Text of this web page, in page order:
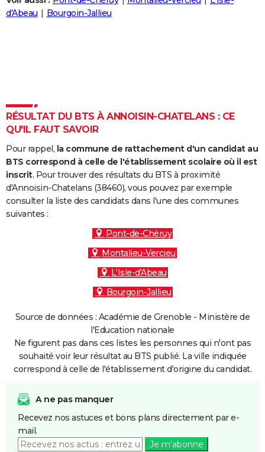
Destinations
City break
Voyage nature
Voyage de noces
Forum
Climat
+
PHOTO
Carte de Noël
Carte Bonne année
Carte Saint-Valentin
Carte Pâques
Carte d'anniversaire
DICTIONNAIRE
Dictionnaire
Biographies
Citations
Expressions
Proverbes
PROGRAMME TV
COPAINS D'AVANT
S'inscrire
Se connecter
Lycées
Collèges
Primaires
Universités
Entreprises
Service militaire
Avis de recherche
AVIS DE DÉCÈS
FORUM
d'Abeau
Bourgoin-Jallieu
RÉSULTAT DU BTS À ANNOISIN-CHATELANS : CE
QU'IL FAUT SAVOIR
Pour rappel, la commune de rattachement d'un candidat au
BTS correspond à celle de l'établissement scolaire où il est
inscrit. Pour trouver des résultats du BTS à proximité
d'Annoisin-Chatelans (38460), vous pouvez par exemple
consulter la liste des candidats dans l'une des communes
suivantes :
Pont-de-Chéruy
Montalieu-Vercieu
L'Isle-d'Abeau
Bourgoin-Jallieu
Source de données : Académie de Grenoble - Ministère de
l'Education nationale
Ne figurent pas dans ces listes les personnes qui n'ont pas
souhaité voir leur résultat au BTS publié. La ville indiquée
correspond à celle de l'établissement d'origine du candidat.
A ne pas manquer
Recevez nos astuces et bons plans directement par e-
mail.
Je m'abonne